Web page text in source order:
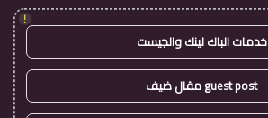
!
خدمات الباك لينك والجيست
guest post مقال ضيف